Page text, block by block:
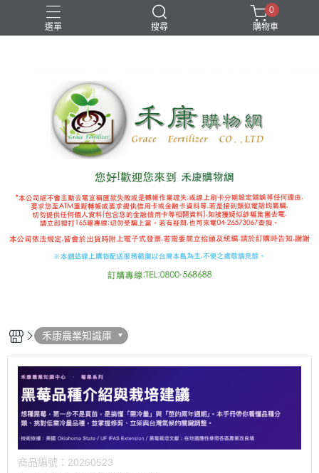
選單 搜尋
國產推薦補助 有機審字號肥料
0
購物車
禾康農業知識庫
商品編號： 20260523